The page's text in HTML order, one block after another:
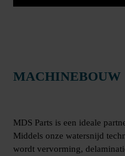
MACHINEBOUW
MDS Parts is een ideale
Middels onze watersnijd
wordt vervorming,